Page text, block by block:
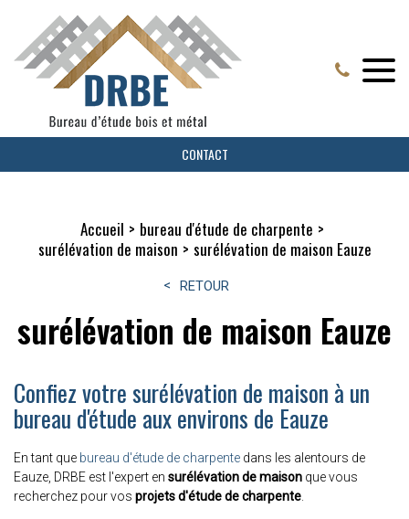
CONTACT
Accueil
bureau d'étude de charpente
surélévation de maison
surélévation de maison Eauze
RETOUR
surélévation de maison Eauze
Confiez votre surélévation de maison à un
bureau d'étude aux environs de Eauze
En tant que bureau d'étude de charpente dans les alentours de
Eauze, DRBE est l'expert en surélévation de maison que vous
recherchez pour vos projets d'étude de charpente